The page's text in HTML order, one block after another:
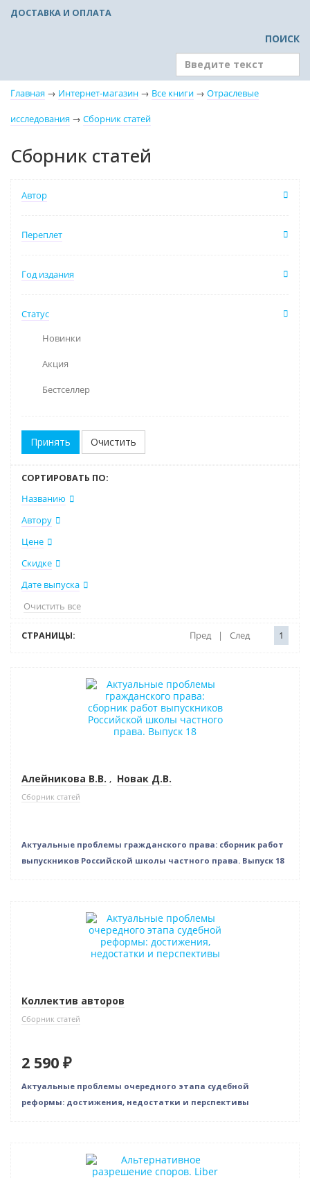
ДОСТАВКА И ОПЛАТА
ПОИСК
Главная → Интернет-магазин → Все книги → Отраслевые
исследования → Сборник статей
Сборник статей
Автор
Переплет
Год издания
Статус
Новинки
Акция
Бестселлер
Очистить
СОРТИРОВАТЬ ПО:
Названию
Автору
Цене
Скидке
Дате выпуска
Очистить все
СТРАНИЦЫ: Пред | След 1
Нет в наличии
Алейникова В.В. , Новак Д.В.
Сборник статей
Актуальные проблемы гражданского права: сборник работ
выпускников Российской школы частного права. Выпуск 18
Коллектив авторов
Сборник статей
2 590 ₽
Актуальные проблемы очередного этапа судебной
реформы: достижения, недостатки и перспективы